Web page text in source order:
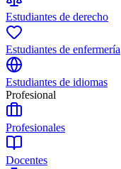
Estudiantes de derecho
Estudiantes de enfermería
Estudiantes de idiomas
Profesional
Profesionales
Docentes